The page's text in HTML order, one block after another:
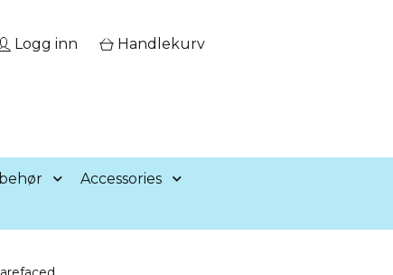
Logg inn Handlekurv
Accessories